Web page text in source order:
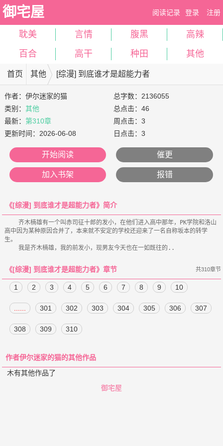
御宅屋 阅读记录 登录 注册
耽美 言情 腹黑
高辣
百合
高干 种田 其他
首页 其他 [综漫] 到底谁才是超能力者
作者：伊尔迷家的猫
类别：其他
最新： 第310章
更新时间： 2026-06-08
总字数：2136055
总点击：46
周点击：3
日点击：3
开始阅读 催更
加入书架 报错
《[综漫] 到底谁才是超能力者》简介
高中因为某种原因合并了，本来就不安定的学校还迎来了一名自称坂本的转学
生。
《[综漫] 到底谁才是超能力者》章节 共310章节
1 2 3 4 5 6 7 8 9 10
301 302 303 304 305 306 307
308 309 310
作者伊尔迷家的猫的其他作品
木有其他作品了
御宅屋